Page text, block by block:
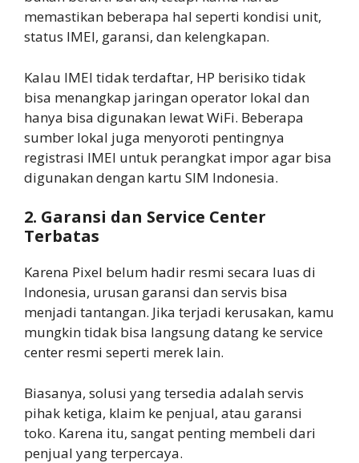
memastikan beberapa hal seperti kondisi unit,
status IMEI, garansi, dan kelengkapan.
Kalau IMEI tidak terdaftar, HP berisiko tidak
bisa menangkap jaringan operator lokal dan
hanya bisa digunakan lewat WiFi. Beberapa
sumber lokal juga menyoroti pentingnya
registrasi IMEI untuk perangkat impor agar bisa
digunakan dengan kartu SIM Indonesia.
2. Garansi dan Service Center
Terbatas
Karena Pixel belum hadir resmi secara luas di
Indonesia, urusan garansi dan servis bisa
menjadi tantangan. Jika terjadi kerusakan, kamu
mungkin tidak bisa langsung datang ke service
center resmi seperti merek lain.
Biasanya, solusi yang tersedia adalah servis
pihak ketiga, klaim ke penjual, atau garansi
toko. Karena itu, sangat penting membeli dari
penjual yang terpercaya.